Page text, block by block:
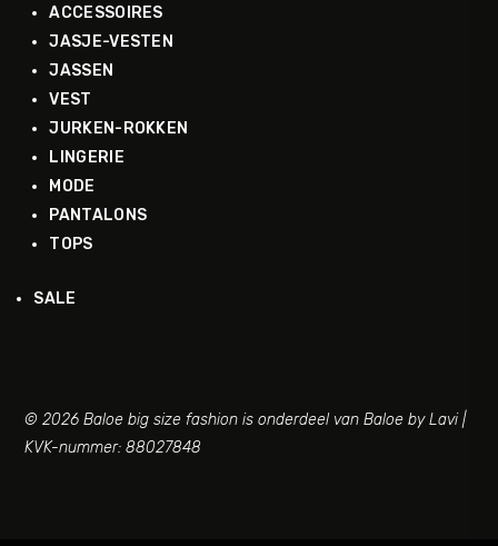
ACCESSOIRES
JASJE-VESTEN
JASSEN
VEST
JURKEN-ROKKEN
LINGERIE
MODE
PANTALONS
TOPS
SALE
© 2026 Baloe big size fashion is onderdeel van Baloe by Lavi |
KVK-nummer: 88027848